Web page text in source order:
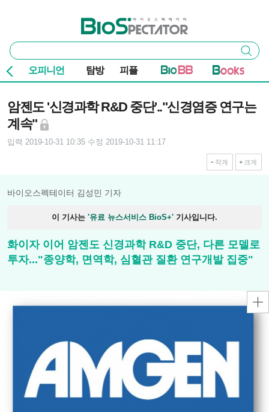
바이오스펙테이터
통
합
검
색
검색
오피니언 탐방 피플
암젠도 '신경과학 R&D 중단'.."신경염증 연구는
계속"
입력 2019-10-31 10:35 수정 2019-10-31 11:17
작게 크게
바이오스펙테이터 김성민 기자
이 기사는 '유료 뉴스서비스 BioS+' 기사입니다.
화이자 이어 암젠도 신경과학 R&D 중단, 다른 모델로
투자..."종양학, 면역학, 심혈관 질환 연구개발 집중"